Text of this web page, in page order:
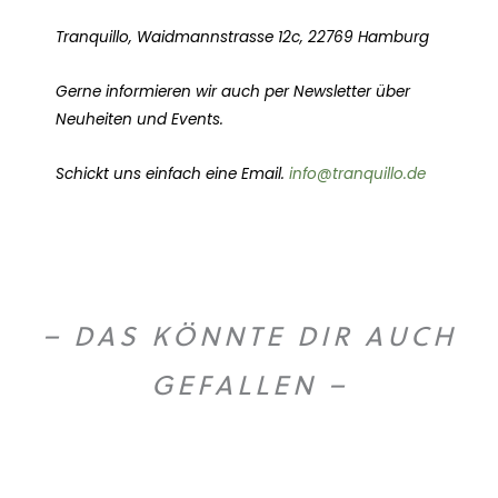
Tranquillo, Waidmannstrasse 12c, 22769 Hamburg
Gerne informieren wir auch per Newsletter über
Neuheiten und Events.
Schickt uns einfach eine Email. info@tranquillo.de
– DAS KÖNNTE DIR AUCH
GEFALLEN –